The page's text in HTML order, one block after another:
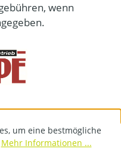
wenn
um eine bestmögliche
Mehr Informationen ...